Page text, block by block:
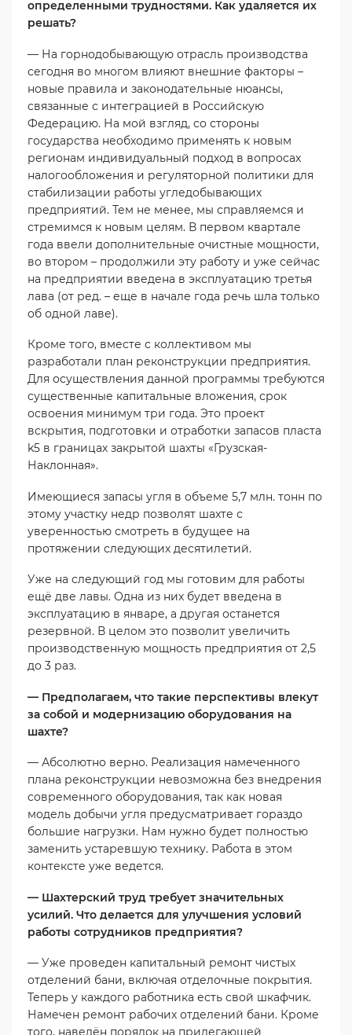
определенными трудностями. Как удаляется их
решать?
— На горнодобывающую отрасль производства
сегодня во многом влияют внешние факторы –
новые правила и законодательные нюансы,
связанные с интеграцией в Российскую
Федерацию. На мой взгляд, со стороны
государства необходимо применять к новым
регионам индивидуальный подход в вопросах
налогообложения и регуляторной политики для
стабилизации работы угледобывающих
предприятий. Тем не менее, мы справляемся и
стремимся к новым целям. В первом квартале
года ввели дополнительные очистные мощности,
во втором – продолжили эту работу и уже сейчас
на предприятии введена в эксплуатацию третья
лава (от ред. – еще в начале года речь шла только
об одной лаве).
Кроме того, вместе с коллективом мы
разработали план реконструкции предприятия.
Для осуществления данной программы требуются
существенные капитальные вложения, срок
освоения минимум три года. Это проект
вскрытия, подготовки и отработки запасов пласта
k5 в границах закрытой шахты «Грузская-
Наклонная».
Имеющиеся запасы угля в объеме 5,7 млн. тонн по
этому участку недр позволят шахте с
уверенностью смотреть в будущее на
протяжении следующих десятилетий.
Уже на следующий год мы готовим для работы
ещё две лавы. Одна из них будет введена в
эксплуатацию в январе, а другая останется
резервной. В целом это позволит увеличить
производственную мощность предприятия от 2,5
до 3 раз.
— Предполагаем, что такие перспективы влекут
за собой и модернизацию оборудования на
шахте?
— Абсолютно верно. Реализация намеченного
плана реконструкции невозможна без внедрения
современного оборудования, так как новая
модель добычи угля предусматривает гораздо
большие нагрузки. Нам нужно будет полностью
заменить устаревшую технику. Работа в этом
контексте уже ведется.
— Шахтерский труд требует значительных
усилий. Что делается для улучшения условий
работы сотрудников предприятия?
— Уже проведен капитальный ремонт чистых
отделений бани, включая отделочные покрытия.
Теперь у каждого работника есть свой шкафчик.
Намечен ремонт рабочих отделений бани. Кроме
того, наведён порядок на прилегающей